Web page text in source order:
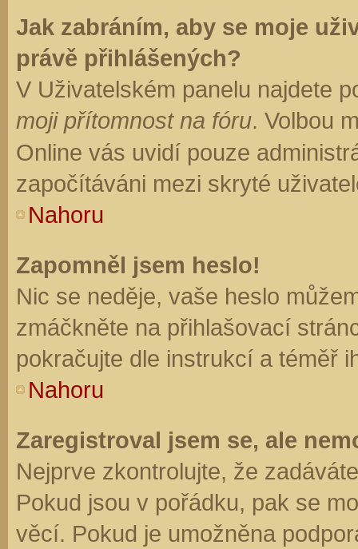
Jak zabráním, aby se moje
právě přihlášených?
V Uživatelském panelu najdete
moji přítomnost na fóru. Volbou
Online vás uvidí pouze
započítáváni mezi skryté
Nahoru
Zapomněl jsem heslo!
Nic se neděje, vaše heslo
zmáčkněte na přihlašovací
pokračujte dle instrukcí a téměř
Nahoru
Zaregistroval jsem se, ale
Nejprve zkontrolujte, že
Pokud jsou v pořádku, pak se
věcí. Pokud je umožněna